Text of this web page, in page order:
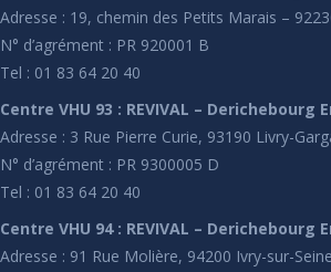
Adresse : 19, chemin des Petits Marais –
N° d’agrément : PR 920001 B
Tel : 01 83 64 20 40
Centre VHU 93 : REVIVAL – Derichebourg
Adresse : 3 Rue Pierre Curie, 93190 Livry-
N° d’agrément : PR 9300005 D
Tel : 01 83 64 20 40
Centre VHU 94 : REVIVAL – Derichebourg
Adresse : 91 Rue Molière, 94200 Ivry-sur-Seine